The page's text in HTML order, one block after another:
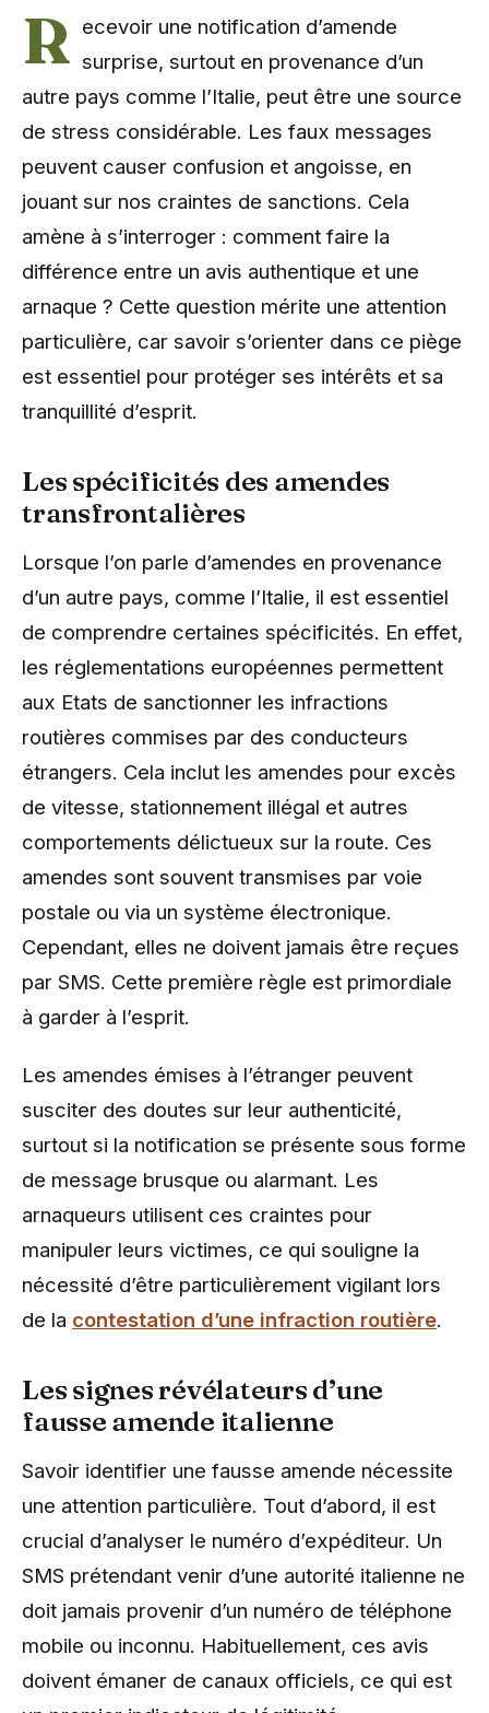
R ecevoir une notification d’amende
surprise, surtout en provenance d’un
autre pays comme l’Italie, peut être une source
de stress considérable. Les faux messages
peuvent causer confusion et angoisse, en
jouant sur nos craintes de sanctions. Cela
amène à s’interroger : comment faire la
différence entre un avis authentique et une
arnaque ? Cette question mérite une attention
particulière, car savoir s’orienter dans ce piège
est essentiel pour protéger ses intérêts et sa
tranquillité d’esprit.
Les spécificités des amendes
transfrontalières
Lorsque l’on parle d’amendes en provenance
d’un autre pays, comme l’Italie, il est essentiel
de comprendre certaines spécificités. En effet,
les réglementations européennes permettent
aux Etats de sanctionner les infractions
routières commises par des conducteurs
étrangers. Cela inclut les amendes pour excès
de vitesse, stationnement illégal et autres
comportements délictueux sur la route. Ces
amendes sont souvent transmises par voie
postale ou via un système électronique.
Cependant, elles ne doivent jamais être reçues
par SMS. Cette première règle est primordiale
à garder à l’esprit.
Les amendes émises à l’étranger peuvent
susciter des doutes sur leur authenticité,
surtout si la notification se présente sous forme
de message brusque ou alarmant. Les
arnaqueurs utilisent ces craintes pour
manipuler leurs victimes, ce qui souligne la
nécessité d’être particulièrement vigilant lors
de la contestation d’une infraction routière.
Les signes révélateurs d’une
fausse amende italienne
Savoir identifier une fausse amende nécessite
une attention particulière. Tout d’abord, il est
crucial d’analyser le numéro d’expéditeur. Un
SMS prétendant venir d’une autorité italienne ne
doit jamais provenir d’un numéro de téléphone
mobile ou inconnu. Habituellement, ces avis
doivent émaner de canaux officiels, ce qui est